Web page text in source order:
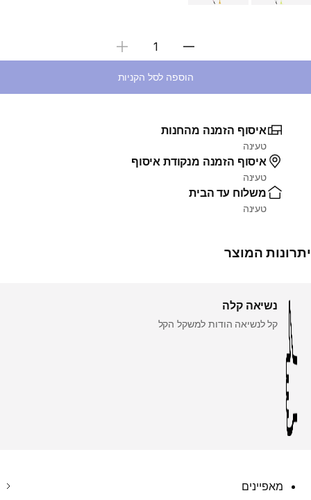
בחירת כמות
הוספה לסל הקניות
איסוף הזמנה מהחנות
טעינה
איסוף הזמנה מנקודת איסוף
טעינה
משלוח עד הבית
טעינה
יתרונות המוצר
נשיאה קלה
קל לנשיאה הודות למשקל הקל
מאפיינים